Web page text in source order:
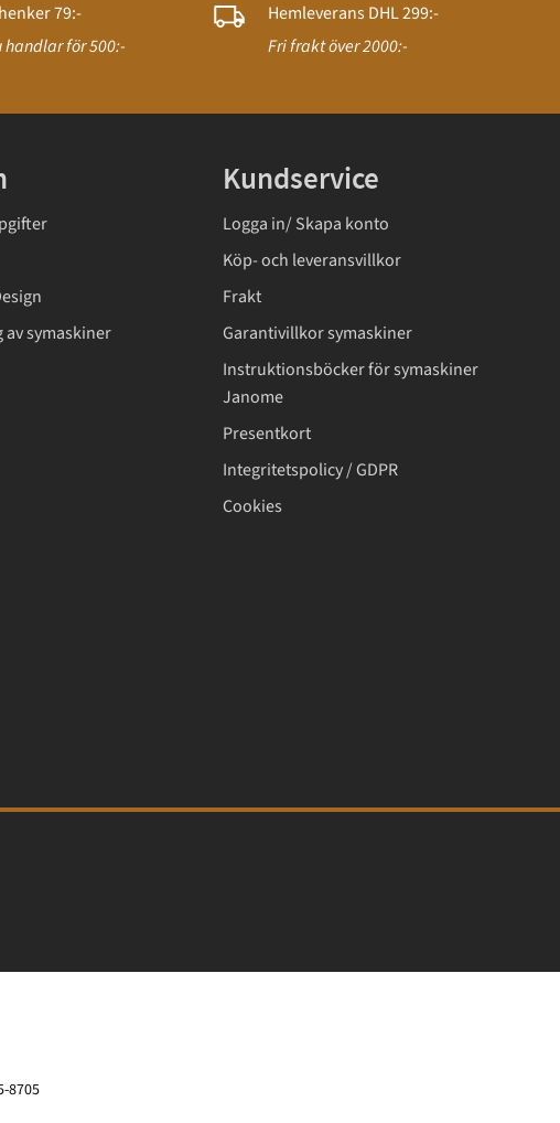
79:-
för 500:-
Hemleverans DHL 299:-
Fri frakt över 2000:-
symaskiner
Kundservice
Logga in/ Skapa konto
Köp- och leveransvillkor
Frakt
Garantivillkor symaskiner
Instruktionsböcker för symaskiner
Janome
Presentkort
Integritetspolicy / GDPR
Cookies
8705